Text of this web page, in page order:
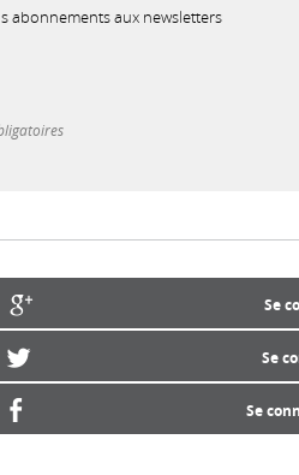
abonnements aux newsletters
Se
Se
Se